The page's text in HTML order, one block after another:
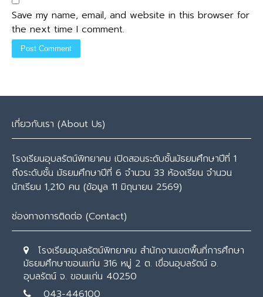
Save my name, email, and website in this browser for
the next time I comment.
เกี่ยวกับเรา (About Us)
โรงเรียนอุบลรัตน์พิทยาคม เปิดสอนระดับชั้นมัธยมศึกษาปีที่ 1
ถึงระดับชั้น มัธยมศึกษาปีที่ 6 จำนวน 33 ห้องเรียน จำนวน
นักเรียน 1,210 คน (ข้อมูล 11 มิถุนายน 2569)
ช่องทางการติดต่อ (Contact)
โรงเรียนอุบลรัตน์พิทยาคม สำนักงานเขตพื้นที่การศึกษา
มัธยมศึกษาขอนแก่น 316 หมู่ 2 ต. เขื่อนอุบลรัตน์ อ.
อุบลรัตน์ จ. ขอนแก่น 40250